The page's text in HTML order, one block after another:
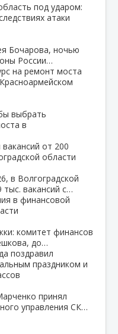
под ударом:
атаки
Бочарова, ночью
России…
на ремонт моста
выбрать
в
от 200
области
в Волгоградской
вакансий с…
в финансовой
комитет финансов
до…
поздравил
праздником и
принял
управления СК…